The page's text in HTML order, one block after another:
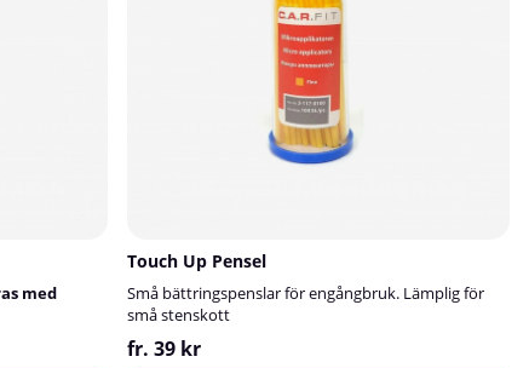
med
Touch Up Pensel
Små bättringspenslar för engångbruk. Lämplig för
små stenskott
fr. 39 kr